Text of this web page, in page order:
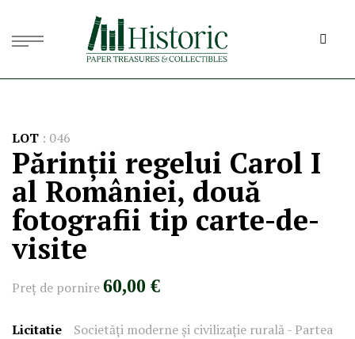
LOT : 046
Părinții regelui Carol I
al României, două
fotografii tip carte-de-
visite
Preţ de pornire60,00 €
Licitatie
Societăți moderne și civilizație rurală - Partea